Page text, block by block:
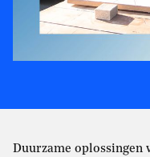
Duurzame oplossingen